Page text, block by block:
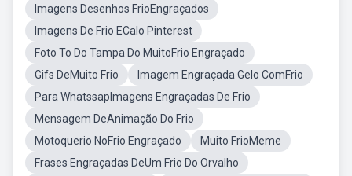
Imagens Desenhos FrioEngraçados
Imagens De Frio ECalo Pinterest
Foto To Do Tampa Do MuitoFrio Engraçado
Gifs DeMuito Frio
Imagem Engraçada Gelo ComFrio
Para WhatssapImagens Engraçadas De Frio
Mensagem DeAnimação Do Frio
Motoquerio NoFrio Engraçado
Muito FrioMeme
Frases Engraçadas DeUm Frio Do Orvalho